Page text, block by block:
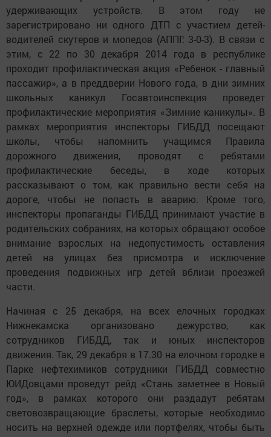
удерживающих устройств. В этом году не
зарегистрировано ни одного ДТП с участием детей-
водителей скутеров и мопедов (АППГ: 3-0-3). В связи с
этим, с 22 по 30 декабря 2014 года в республике
проходит профилактическая акция «Ребенок - главный
пассажир», а в преддверии Нового года, в дни зимних
школьных каникул Госавтоинспекция проведет
профилактические мероприятия «Зимние каникулы». В
рамках мероприятия инспекторы ГИБДД посещают
школы, чтобы напомнить учащимся Правила
дорожного движения, проводят с ребятами
профилактические беседы, в ходе которых
рассказывают о том, как правильно вести себя на
дороге, чтобы не попасть в аварию. Кроме того,
инспекторы пропаганды ГИБДД принимают участие в
родительских собраниях, на которых обращают особое
внимание взрослых на недопустимость оставления
детей на улицах без присмотра и исключение
проведения подвижных игр детей вблизи проезжей
части.
Начиная с 25 декабря, на всех елочных городках
Нижнекамска организовано дежурство, как
сотрудников ГИБДД, так и юных инспекторов
движения. Так, 29 декабря в 17.30 на елочном городке в
Парке нефтехимиков сотрудники ГИБДД совместно
ЮИДовцами проведут рейд «Стань заметнее в Новый
год», в рамках которого они раздадут ребятам
световозвращающие браслеты, которые необходимо
носить на верхней одежде или портфелях, чтобы быть